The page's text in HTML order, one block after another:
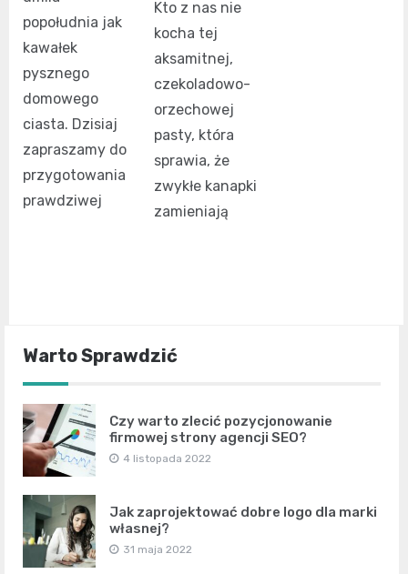
popołudnia jak
kawałek
pysznego
domowego
ciasta. Dzisiaj
zapraszamy do
przygotowania
prawdziwej
Kto z nas nie
kocha tej
aksamitnej,
czekoladowo-
orzechowej
pasty, która
sprawia, że
zwykłe kanapki
zamieniają
Warto Sprawdzić
Czy warto zlecić pozycjonowanie
firmowej strony agencji SEO?
4 listopada 2022
Jak zaprojektować dobre logo dla marki
własnej?
31 maja 2022